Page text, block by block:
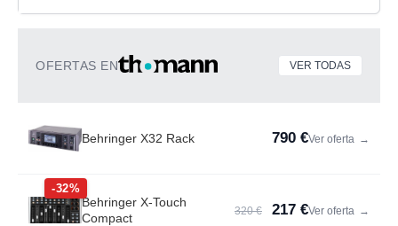
OFERTAS EN VER TODAS
Behringer X32 Rack 790 €Ver oferta →
-32%
Behringer X-Touch
Compact
320 € 217 €Ver oferta →